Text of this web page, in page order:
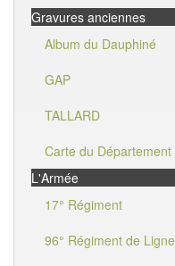
Gravures anciennes
Album du Dauphiné
GAP
TALLARD
Carte du Département
L'Armée
17° Régiment
96° Régiment de Ligne